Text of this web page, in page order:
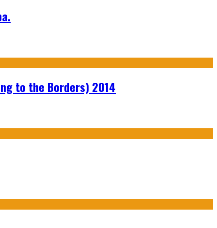
to the Borders) 2014